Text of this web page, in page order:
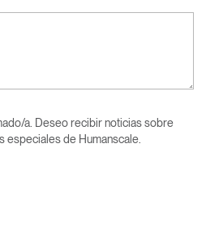
a. Deseo recibir noticias sobre
especiales de Humanscale.